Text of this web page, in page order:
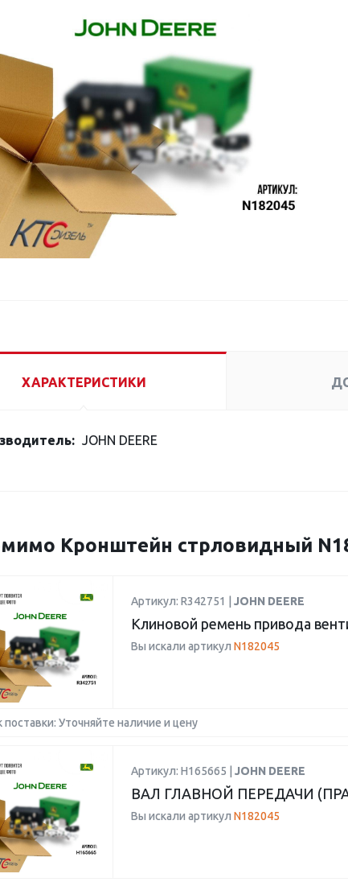
ХАРАКТЕРИСТИКИ
JOHN DEERE
Кронштейн стрловидный
Артикул: R342751 | JOHN DEERE
Клиновой ремень привода
Вы искали артикул N182045
поставки: Уточняйте наличие и цену
Артикул: H165665 | JOHN DEERE
ВАЛ ГЛАВНОЙ ПЕРЕДАЧИ
Вы искали артикул N182045